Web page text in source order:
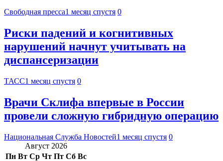
Свободная пресса1 месяц спустя 0
Риски падений и когнитивных
нарушений начнут учитывать на
диспансеризации
ТАСС1 месяц спустя 0
Врачи Склифа впервые в России
провели сложную гибридную операцию
Национальная Служба Новостей1 месяц спустя 0
Август 2026
Пн Вт Ср Чт Пт Сб Вс